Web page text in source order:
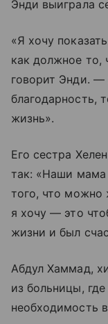
Энди выиграла
«Я хочу
как должное то,
говорит Энди.
благодарность,
жизнь».
Его сестра
так: «Наши мама
того, что можно
я хочу — это
жизни и был
Абдул Хаммад,
из больницы,
необходимость